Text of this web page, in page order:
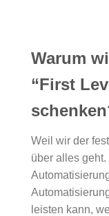
Warum
“First
Weil wir der
über alles
leisten kann,